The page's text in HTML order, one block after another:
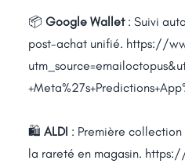
📦 Google Wallet: Suivi
post-achat unifié. https://
🛍️ ALDI : Première
la rareté en magasin.